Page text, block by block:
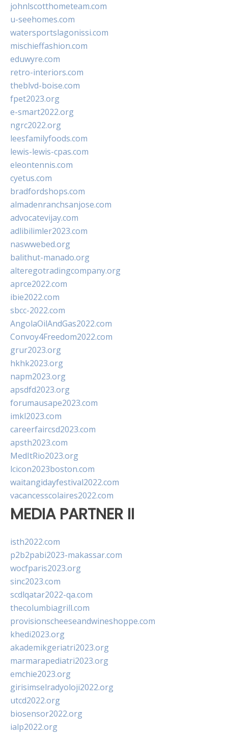
johnlscotthometeam.com
u-seehomes.com
watersportslagonissi.com
mischieffashion.com
eduwyre.com
retro-interiors.com
theblvd-boise.com
fpet2023.org
e-smart2022.org
ngrc2022.org
leesfamilyfoods.com
lewis-lewis-cpas.com
eleontennis.com
cyetus.com
bradfordshops.com
almadenranchsanjose.com
advocatevijay.com
adlibilimler2023.com
naswwebed.org
balithut-manado.org
alteregotradingcompany.org
aprce2022.com
ibie2022.com
sbcc-2022.com
AngolaOilAndGas2022.com
Convoy4Freedom2022.com
grur2023.org
hkhk2023.org
napm2023.org
apsdfd2023.org
forumausape2023.com
imkl2023.com
careerfaircsd2023.com
apsth2023.com
MedItRio2023.org
lcicon2023boston.com
waitangidayfestival2022.com
vacancesscolaires2022.com
MEDIA PARTNER II
isth2022.com
p2b2pabi2023-makassar.com
wocfparis2023.org
sinc2023.com
scdlqatar2022-qa.com
thecolumbiagrill.com
provisionscheeseandwineshoppe.com
khedi2023.org
akademikgeriatri2023.org
marmarapediatri2023.org
emchie2023.org
girisimselradyoloji2022.org
utcd2022.org
biosensor2022.org
ialp2022.org